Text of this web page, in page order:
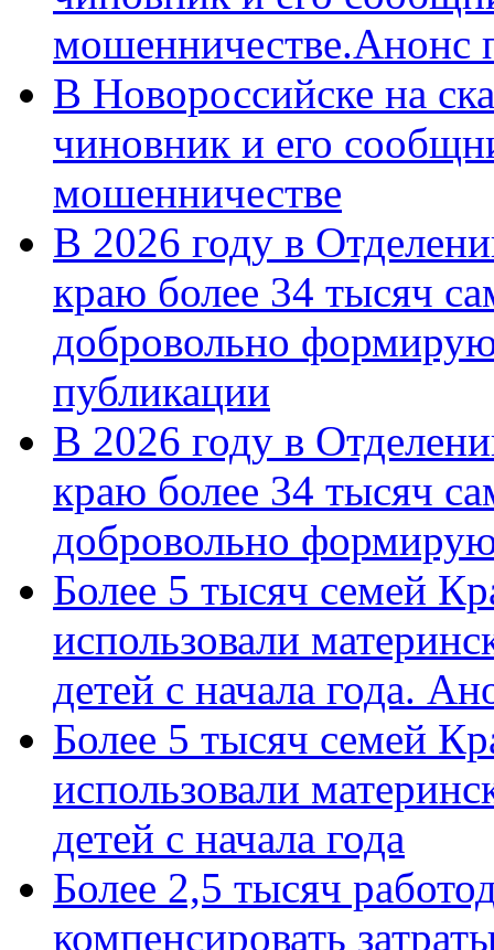
мошенничестве.Анонс
В Новороссийске на
чиновник и его
мошенничестве
В 2026 году в
краю более 34 тысяч
добровольно
публикации
В 2026 году в
краю более 34 тысяч
добровольно
Более 5 тысяч семей
использовали
детей с начала года.
Более 5 тысяч семей
использовали
детей с начала года
Более 2,5 тысяч
компенсировать